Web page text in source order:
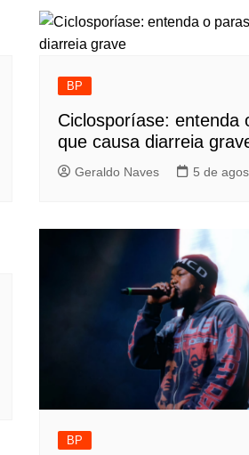
BP
Ciclosporíase: entenda
que causa diarreia
Geraldo Naves 5 de
BP